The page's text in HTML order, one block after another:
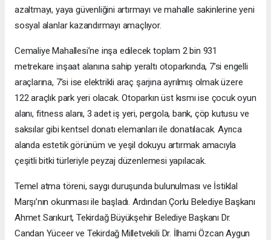
azaltmayı, yaya güvenliğini artırmayı ve mahalle sakinlerine yeni
sosyal alanlar kazandırmayı amaçlıyor.
Cemaliye Mahallesi’ne inşa edilecek toplam 2 bin 931
metrekare inşaat alanına sahip yeraltı otoparkında, 7’si engelli
araçlarına, 7’si ise elektrikli araç şarjına ayrılmış olmak üzere
122 araçlık park yeri olacak. Otoparkın üst kısmı ise çocuk oyun
alanı, fitness alanı, 3 adet iş yeri, pergola, bank, çöp kutusu ve
saksılar gibi kentsel donatı elemanları ile donatılacak. Ayrıca
alanda estetik görünüm ve yeşil dokuyu artırmak amacıyla
çeşitli bitki türleriyle peyzaj düzenlemesi yapılacak.
Temel atma töreni, saygı duruşunda bulunulması ve İstiklal
Marşı’nın okunması ile başladı. Ardından Çorlu Belediye Başkanı
Ahmet Sarıkurt, Tekirdağ Büyükşehir Belediye Başkanı Dr.
Candan Yüceer ve Tekirdağ Milletvekili Dr. İlhami Özcan Aygun